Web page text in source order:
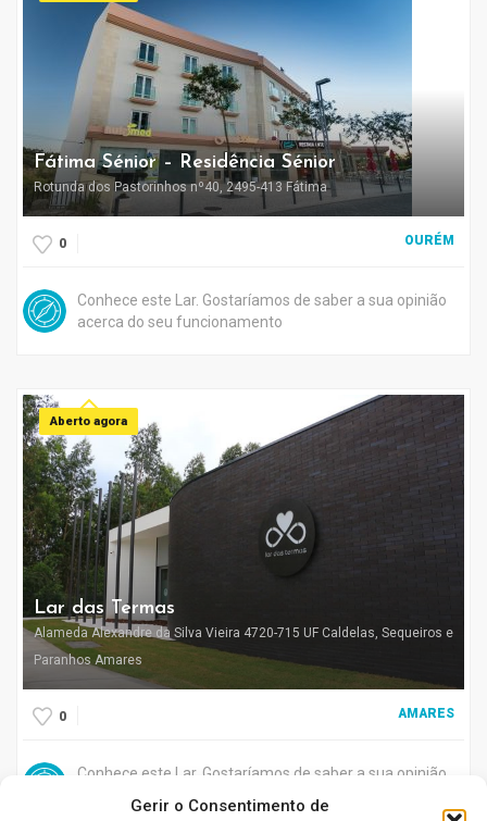
Gerir o Consentimento de
Fátima Sénior – Residência Sénior
Rotunda dos Pastorinhos nº40, 2495-413 Fátima
0 OURÉM
Conhece este Lar. Gostaríamos de saber a sua opinião
acerca do seu funcionamento
Aberto agora
Lar das Termas
Alameda Alexandre da Silva Vieira 4720-715 UF Caldelas, Sequeiros e
Paranhos Amares
0 AMARES
Conhece este Lar. Gostaríamos de saber a sua opinião